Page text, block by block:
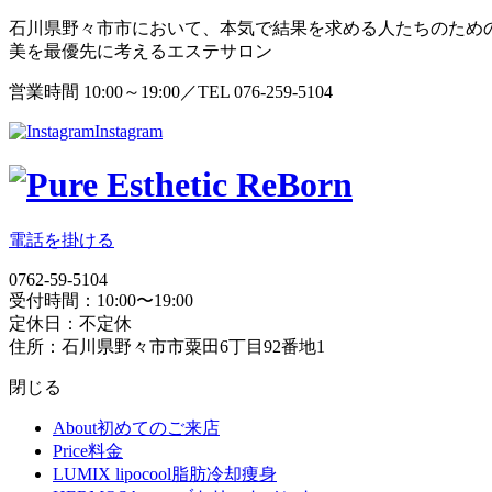
石川県野々市市において、本気で結果を求める人たちのため
美を最優先に考えるエステサロン
営業時間 10:00～19:00／TEL 076-259-5104
Instagram
電話を掛ける
0762-59-5104
受付時間：10:00〜19:00
定休日：不定休
住所：石川県野々市市粟田6丁目92番地1
閉じる
About初めてのご来店
Price料金
LUMIX lipocool 脂肪冷却痩身